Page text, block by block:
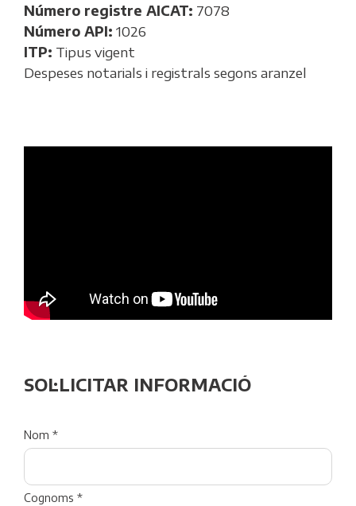
Número registre AICAT: 7078
Número API: 1026
ITP: Tipus vigent
Despeses notarials i registrals segons aranzel
SOL·LICITAR INFORMACIÓ
Nom *
Cognoms *